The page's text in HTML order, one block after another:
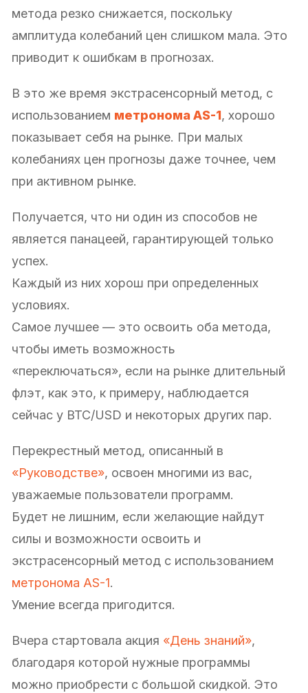
метода резко снижается, поскольку
амплитуда колебаний цен слишком мала. Это
приводит к ошибкам в прогнозах.
В это же время экстрасенсорный метод, с
использованием метронома AS-1, хорошо
показывает себя на рынке. При малых
колебаниях цен прогнозы даже точнее, чем
при активном рынке.
Получается, что ни один из способов не
является панацеей, гарантирующей только
успех.
Каждый из них хорош при определенных
условиях.
Самое лучшее — это освоить оба метода,
чтобы иметь возможность
«переключаться», если на рынке длительный
флэт, как это, к примеру, наблюдается
сейчас у BTC/USD и некоторых других пар.
Перекрестный метод, описанный в
«Руководстве», освоен многими из вас,
уважаемые пользователи программ.
Будет не лишним, если желающие найдут
силы и возможности освоить и
экстрасенсорный метод с использованием
метронома AS-1.
Умение всегда пригодится.
Вчера стартовала акция «День знаний»,
благодаря которой нужные программы
можно приобрести с большой скидкой. Это